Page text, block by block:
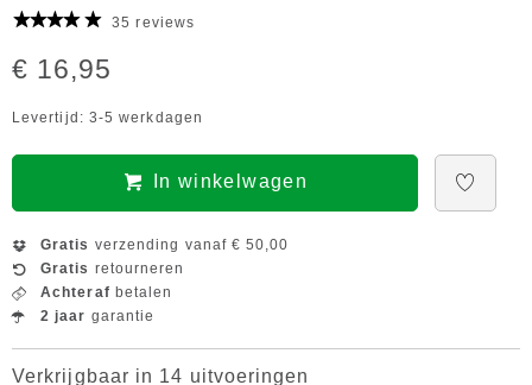
35 reviews
€ 16,95
Levertijd: 3-5 werkdagen
In winkelwagen
Gratis verzending vanaf € 50,00
Gratis retourneren
Achteraf betalen
2 jaar garantie
Verkrijgbaar in 14 uitvoeringen